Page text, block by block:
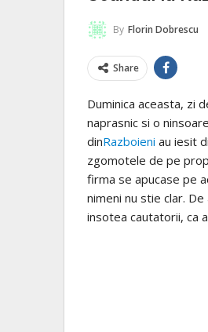
By Florin Dobrescu
Share
Duminica aceasta, zi
naprasnic si o
dinRazboieni au iesit
zgomotele de pe
firma se apucase pe
nimeni nu stie clar.
insotea cautatorii, ca